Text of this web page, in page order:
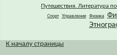
Путешествия. Литература
Спорт Управление Физика
К началу страницы